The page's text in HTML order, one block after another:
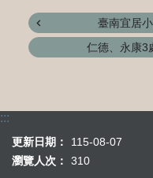
臺南宜居
仁德、永康3
:::
更新日期：
115-08-07
瀏覽人次：
310